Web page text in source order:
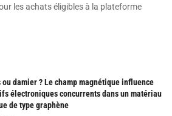
les achats éligibles à la plateforme
ou damier ? Le champ magnétique influence
électroniques concurrents dans un matériau
de type graphène